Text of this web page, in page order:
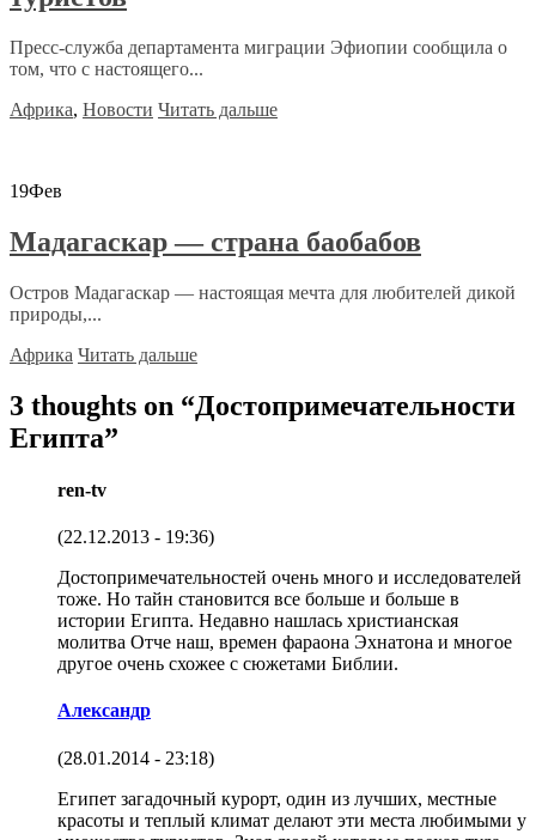
Пресс-служба департамента миграции Эфиопии сообщила о
том, что с настоящего...
Африка, Новости Читать дальше
19Фев
Мадагаскар — страна баобабов
Остров Мадагаскар — настоящая мечта для любителей дикой
природы,...
Африка Читать дальше
3 thoughts on “Достопримечательности
Египта”
ren-tv
(22.12.2013 - 19:36)
Достопримечательностей очень много и исследователей
тоже. Но тайн становится все больше и больше в
истории Египта. Недавно нашлась христианская
молитва Отче наш, времен фараона Эхнатона и многое
другое очень схожее с сюжетами Библии.
Александр
(28.01.2014 - 23:18)
Египет загадочный курорт, один из лучших, местные
красоты и теплый климат делают эти места любимыми у